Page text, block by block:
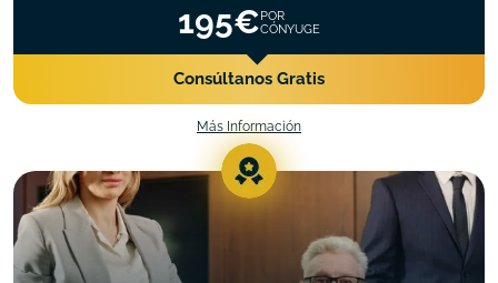
195€POR
CÓNYUGE
Consúltanos Gratis
Más Información